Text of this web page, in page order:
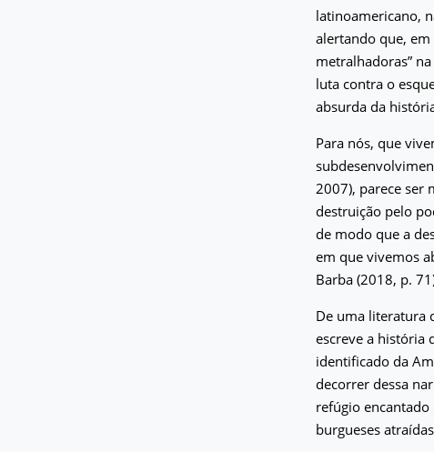
latinoamericano,
alertando que,
metralhadoras”
luta contra o
absurda da
Para nós, que
2007), parece ser
destruição pelo
de modo que a
em que vivemos
Barba (2018, p.
De uma literatura
escreve a história
identificado da
decorrer dessa
refúgio encantado
burgueses